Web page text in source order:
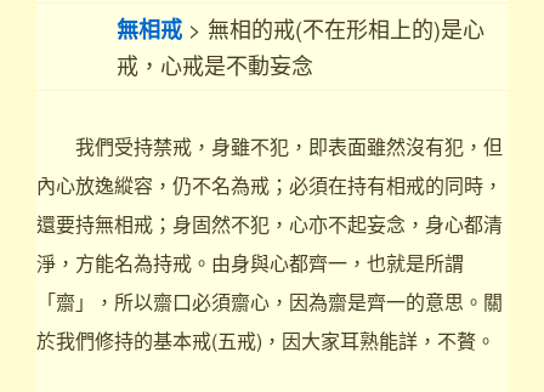
無相戒 > 無相的戒(不在形相上的)是心
戒，心戒是不動妄念
我們受持禁戒，身雖不犯，即表面雖然沒有犯，但
內心放逸縱容，仍不名為戒；必須在持有相戒的同時，
還要持無相戒；身固然不犯，心亦不起妄念，身心都清
淨，方能名為持戒。由身與心都齊一，也就是所謂
「齋」，所以齋口必須齋心，因為齋是齊一的意思。關
於我們修持的基本戒(五戒)，因大家耳熟能詳，不贅。